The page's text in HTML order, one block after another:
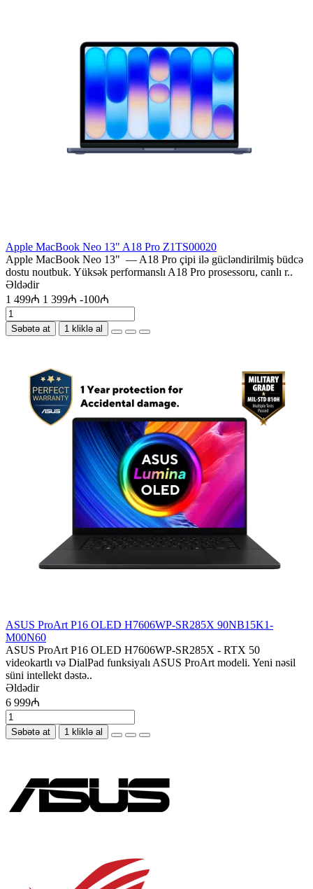
Apple MacBook Neo 13" A18 Pro Z1TS00020
Apple MacBook Neo 13" — A18 Pro çipi ilə gücləndirilmiş büdcə
dostu noutbuk. Yüksək performanslı A18 Pro prosessoru, canlı r..
Əldədir
1 499₼ 1 399₼ -100₼
Səbətə at 1 kliklə al
ASUS ProArt P16 OLED H7606WP-SR285X 90NB15K1-
M00N60
ASUS ProArt P16 OLED H7606WP-SR285X - RTX 50
videokartlı və DialPad funksiyalı ASUS ProArt modeli. Yeni nəsil
süni intellekt dəstə..
Əldədir
6 999₼
Səbətə at 1 kliklə al